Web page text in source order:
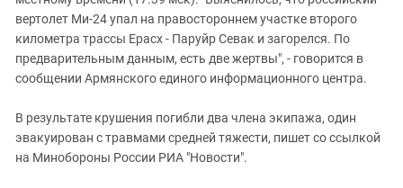
вертолет Ми-24 упал на правостороннем участке второго
километра трассы Ерасх - Паруйр Севак и загорелся. По
предварительным данным, есть две жертвы", - говорится в
сообщении Армянского единого информационного центра.
В результате крушения погибли два члена экипажа, один
эвакуирован с травмами средней тяжести, пишет со ссылкой
на Минобороны России РИА "Новости".